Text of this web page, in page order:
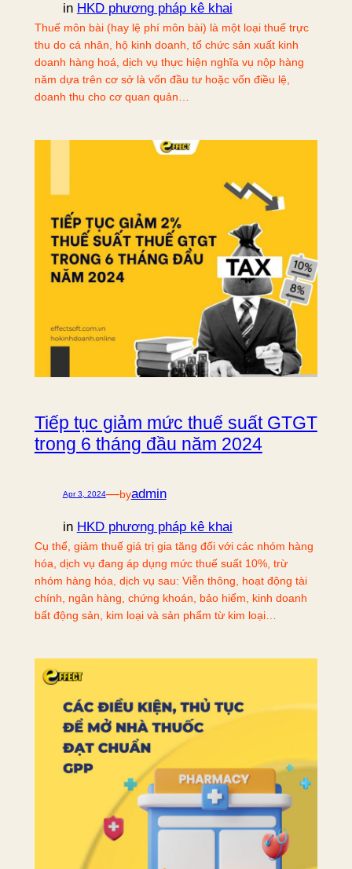
in HKD phương pháp kê khai
Thuế môn bài (hay lệ phí môn bài) là một loại thuế trực
thu do cá nhân, hộ kinh doanh, tổ chức sản xuất kinh
doanh hàng hoá, dịch vụ thực hiện nghĩa vụ nộp hàng
năm dựa trên cơ sở là vốn đầu tư hoặc vốn điều lệ,
doanh thu cho cơ quan quản…
Tiếp tục giảm mức thuế suất GTGT
trong 6 tháng đầu năm 2024
Apr 3, 2024—byadmin
in HKD phương pháp kê khai
Cụ thể, giảm thuế giá trị gia tăng đối với các nhóm hàng
hóa, dịch vụ đang áp dụng mức thuế suất 10%, trừ
nhóm hàng hóa, dịch vụ sau: Viễn thông, hoạt động tài
chính, ngân hàng, chứng khoán, bảo hiểm, kinh doanh
bất động sản, kim loại và sản phẩm từ kim loại…